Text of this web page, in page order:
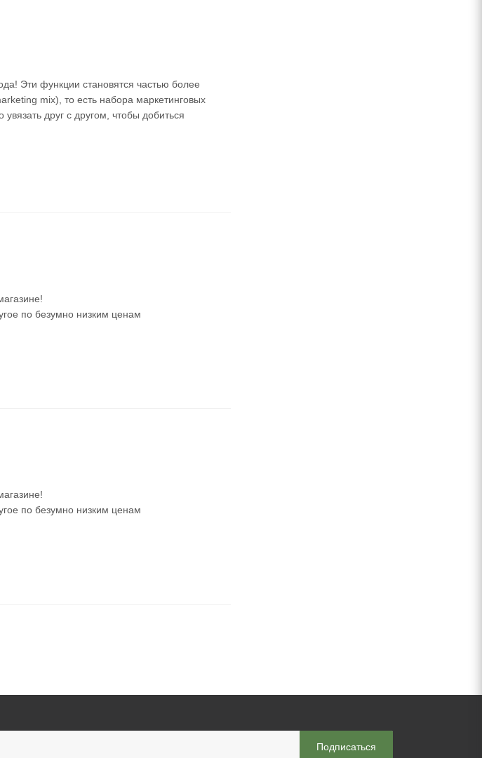
Эти функции становятся частью более
mix), то есть набора маркетинговых
друг с другом, чтобы добиться
по безумно низким ценам
по безумно низким ценам